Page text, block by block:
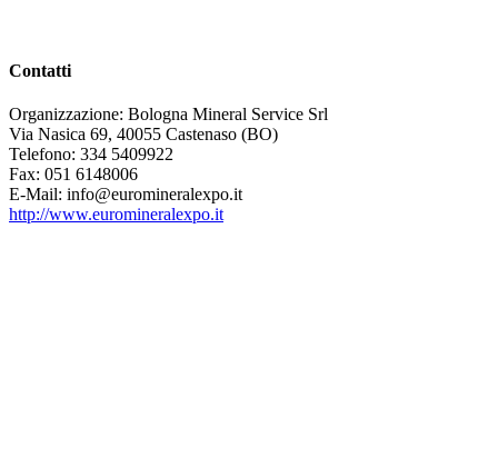
Contatti
Organizzazione: Bologna Mineral Service Srl
Via Nasica 69, 40055 Castenaso (BO)
Telefono: 334 5409922
Fax: 051 6148006
E-Mail: info@euromineralexpo.it
http://www.euromineralexpo.it